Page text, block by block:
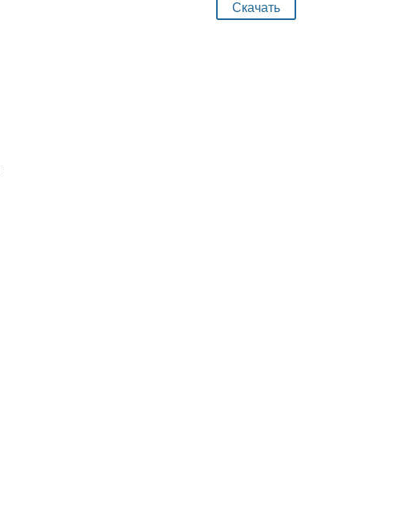
Скачать